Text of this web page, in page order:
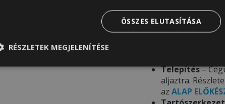
Garázs
színeire
megtekintheti a
eltérhetnek a
Telepítés–
aljaztra.
az ALAP
ÖSSZES ELUTASÍTÁSA
RÉSZLETEK MEGJELENÍTÉSE
Elengedhetetlenül
Teljesítmény Célzás